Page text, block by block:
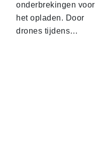
onderbrekingen voor
het opladen. Door
drones tijdens…